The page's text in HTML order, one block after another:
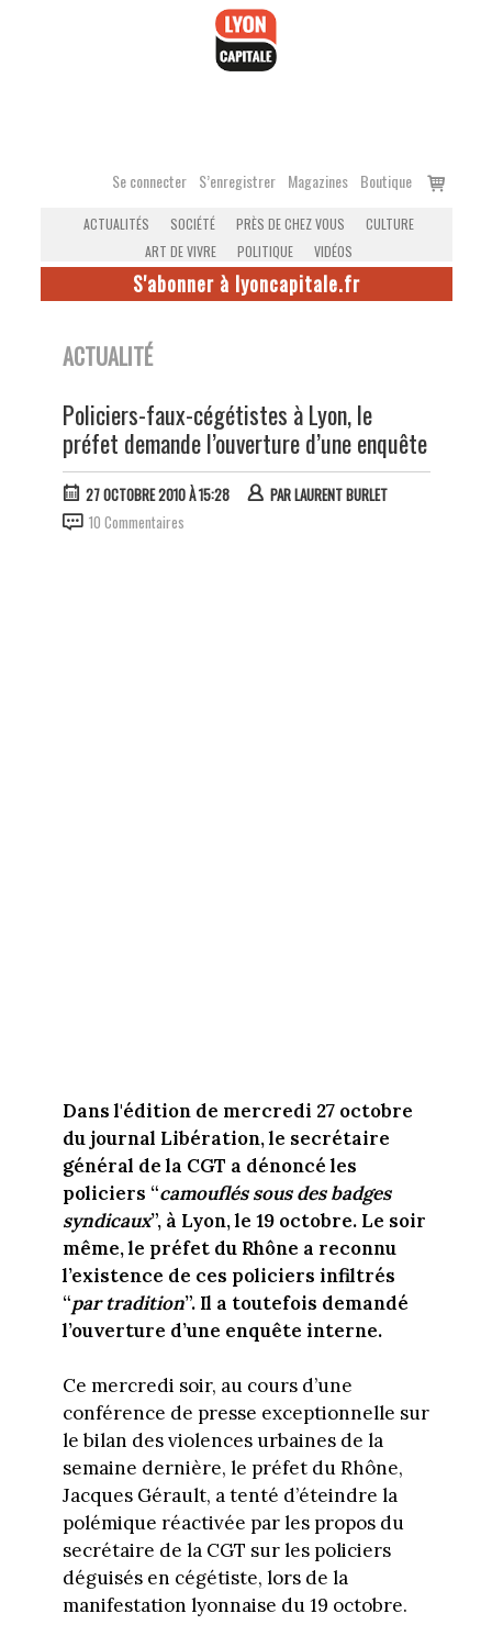
Se connecter S’enregistrer Magazines Boutique
Voir
ACTUALITÉS SOCIÉTÉ PRÈS DE CHEZ VOUS
CULTURE
ART DE VIVRE
POLITIQUE VIDÉOS
S'abonner à lyoncapitale.fr
ACTUALITÉ
Policiers-faux-cégétistes à Lyon, le
préfet demande l’ouverture d’une enquête
27 OCTOBRE 2010 À 15:28 PARLAURENT BURLET
10 Commentaires
Dans l'édition de mercredi 27 octobre
du journal Libération, le secrétaire
général de la CGT a dénoncé les
policiers “camouflés sous des badges
syndicaux”, à Lyon, le 19 octobre. Le soir
même, le préfet du Rhône a reconnu
l’existence de ces policiers infiltrés
“par tradition”. Il a toutefois demandé
l’ouverture d’une enquête interne.
Ce mercredi soir, au cours d’une
conférence de presse exceptionnelle sur
le bilan des violences urbaines de la
semaine dernière, le préfet du Rhône,
Jacques Gérault, a tenté d’éteindre la
polémique réactivée par les propos du
secrétaire de la CGT sur les policiers
déguisés en cégétiste, lors de la
manifestation lyonnaise du 19 octobre.